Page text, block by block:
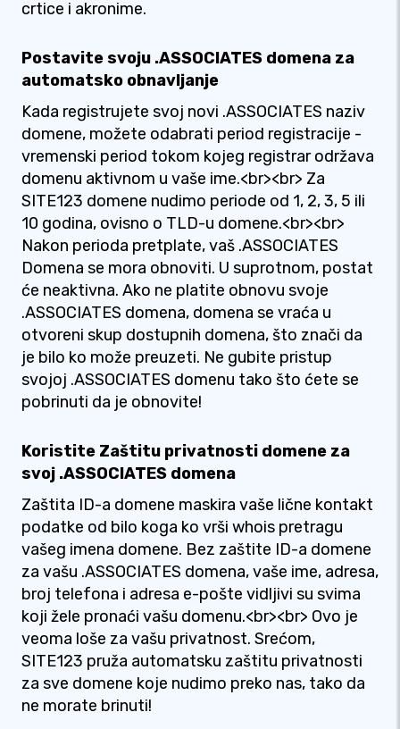
crtice i akronime.
Postavite svoju .ASSOCIATES domena za
automatsko obnavljanje
Kada registrujete svoj novi .ASSOCIATES naziv
domene, možete odabrati period registracije -
vremenski period tokom kojeg registrar održava
domenu aktivnom u vaše ime.<br><br> Za
SITE123 domene nudimo periode od 1, 2, 3, 5 ili
10 godina, ovisno o TLD-u domene.<br><br>
Nakon perioda pretplate, vaš .ASSOCIATES
Domena se mora obnoviti. U suprotnom, postat
će neaktivna. Ako ne platite obnovu svoje
.ASSOCIATES domena, domena se vraća u
otvoreni skup dostupnih domena, što znači da
je bilo ko može preuzeti. Ne gubite pristup
svojoj .ASSOCIATES domenu tako što ćete se
pobrinuti da je obnovite!
Koristite Zaštitu privatnosti domene za
svoj .ASSOCIATES domena
Zaštita ID-a domene maskira vaše lične kontakt
podatke od bilo koga ko vrši whois pretragu
vašeg imena domene. Bez zaštite ID-a domene
za vašu .ASSOCIATES domena, vaše ime, adresa,
broj telefona i adresa e-pošte vidljivi su svima
koji žele pronaći vašu domenu.<br><br> Ovo je
veoma loše za vašu privatnost. Srećom,
SITE123 pruža automatsku zaštitu privatnosti
za sve domene koje nudimo preko nas, tako da
ne morate brinuti!